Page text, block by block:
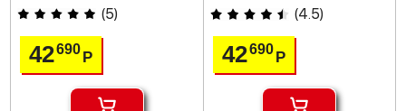
(5)
42690Р
(4.5)
42690 Р